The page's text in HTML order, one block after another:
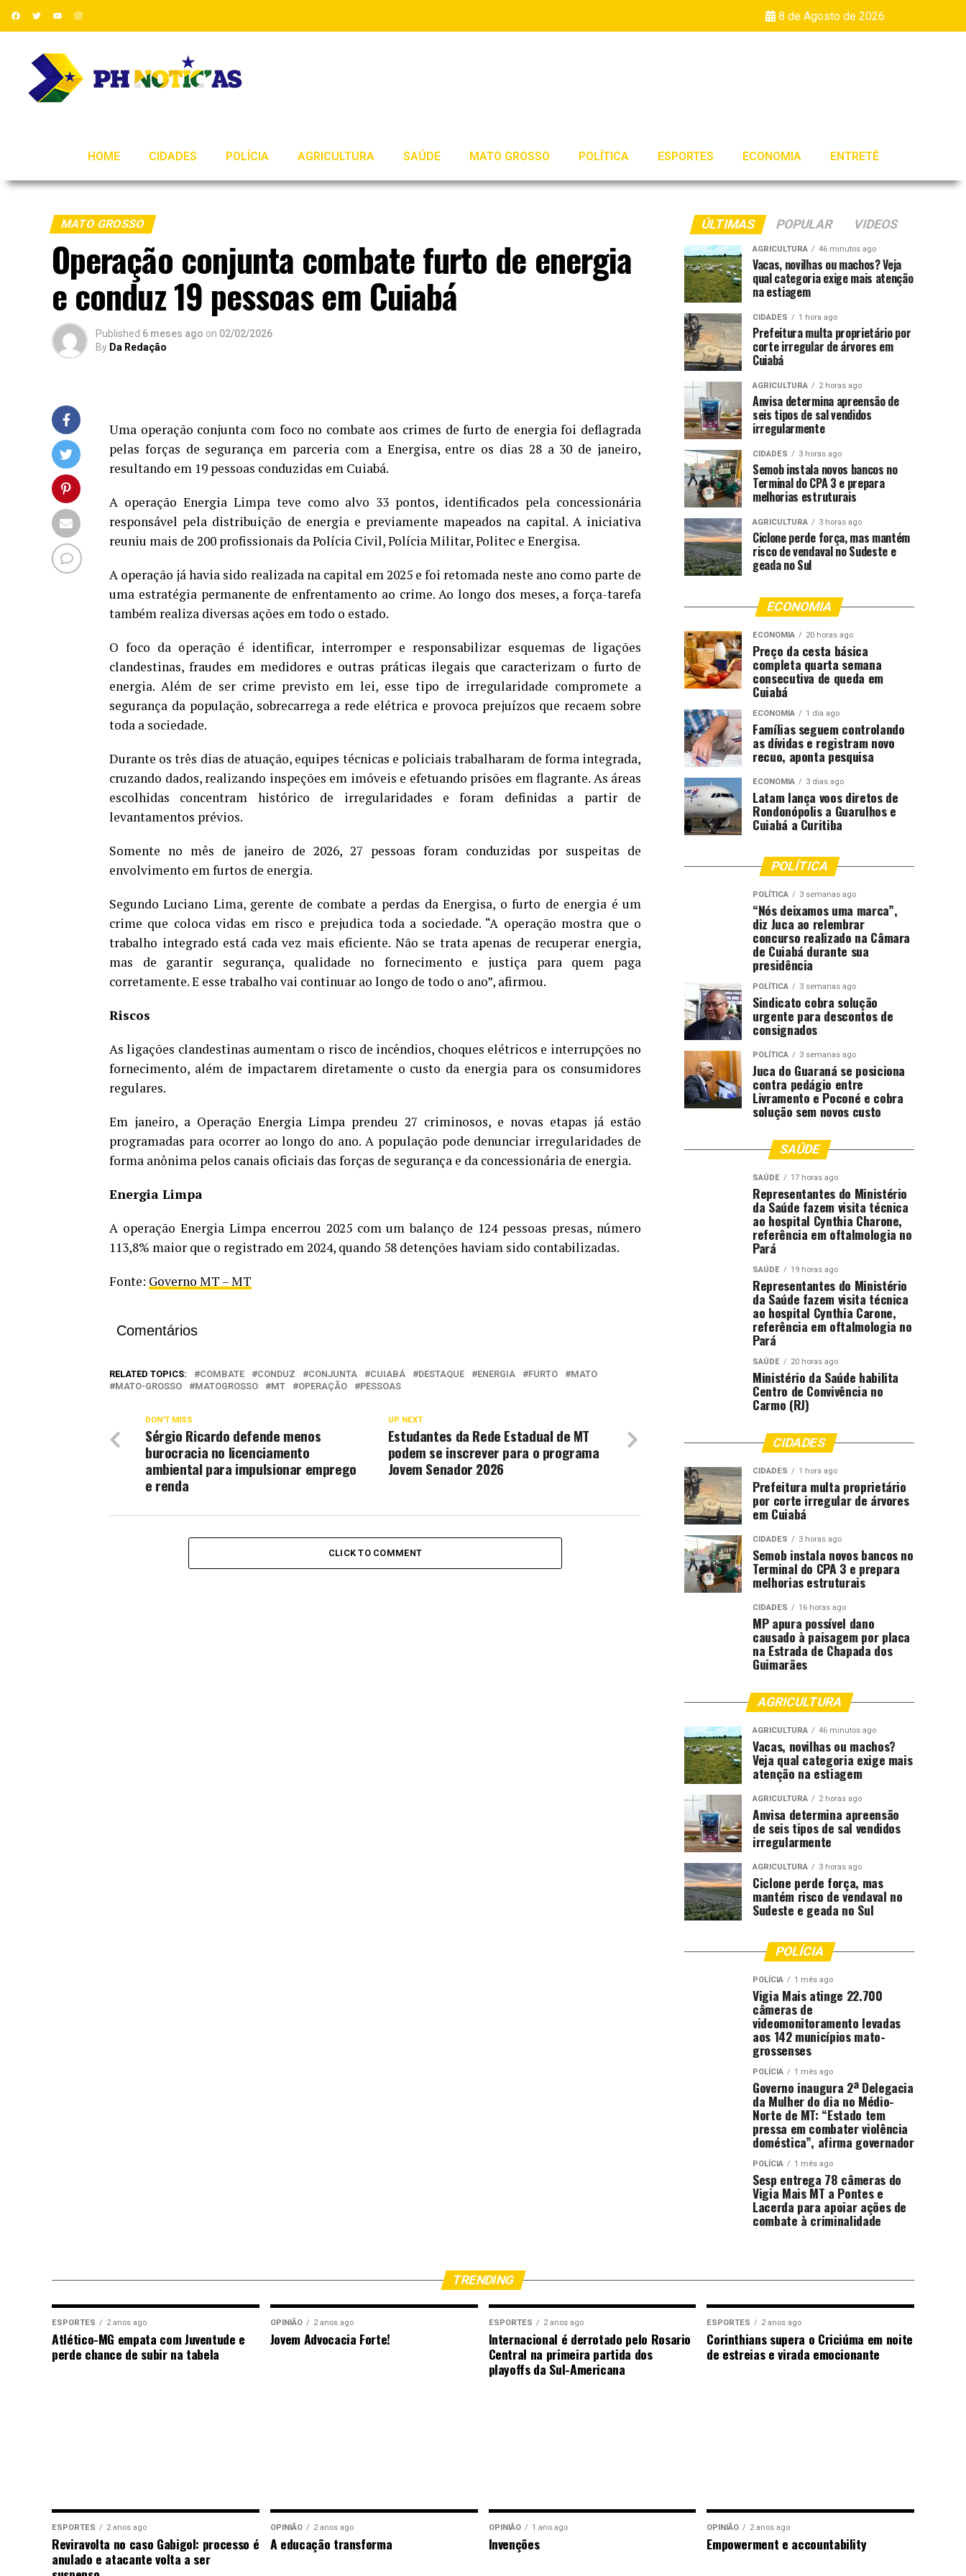
8 de Agosto de 2026
HOME CIDADES POLÍCIA AGRICULTURA SAÚDE MATO GROSSO POLÍTICA ESPORTES ECONOMIA ENTRETÊ
MATO GROSSO
Operação conjunta combate furto de energia
e conduz 19 pessoas em Cuiabá
Published 6 meses ago on 02/02/2026
By Da Redação
Uma operação conjunta com foco no combate aos crimes de furto de energia foi deflagrada
pelas forças de segurança em parceria com a Energisa, entre os dias 28 a 30 de janeiro,
resultando em 19 pessoas conduzidas em Cuiabá.
A operação Energia Limpa teve como alvo 33 pontos, identificados pela concessionária
responsável pela distribuição de energia e previamente mapeados na capital. A iniciativa
reuniu mais de 200 profissionais da Polícia Civil, Polícia Militar, Politec e Energisa.
A operação já havia sido realizada na capital em 2025 e foi retomada neste ano como parte de
uma estratégia permanente de enfrentamento ao crime. Ao longo dos meses, a força-tarefa
também realiza diversas ações em todo o estado.
O foco da operação é identificar, interromper e responsabilizar esquemas de ligações
clandestinas, fraudes em medidores e outras práticas ilegais que caracterizam o furto de
energia. Além de ser crime previsto em lei, esse tipo de irregularidade compromete a
segurança da população, sobrecarrega a rede elétrica e provoca prejuízos que recaem sobre
toda a sociedade.
Durante os três dias de atuação, equipes técnicas e policiais trabalharam de forma integrada,
cruzando dados, realizando inspeções em imóveis e efetuando prisões em flagrante. As áreas
escolhidas concentram histórico de irregularidades e foram definidas a partir de
levantamentos prévios.
Somente no mês de janeiro de 2026, 27 pessoas foram conduzidas por suspeitas de
envolvimento em furtos de energia.
Segundo Luciano Lima, gerente de combate a perdas da Energisa, o furto de energia é um
crime que coloca vidas em risco e prejudica toda a sociedade. “A operação mostra que o
trabalho integrado está cada vez mais eficiente. Não se trata apenas de recuperar energia,
mas de garantir segurança, qualidade no fornecimento e justiça para quem paga
corretamente. E esse trabalho vai continuar ao longo de todo o ano”, afirmou.
Riscos
As ligações clandestinas aumentam o risco de incêndios, choques elétricos e interrupções no
fornecimento, além de impactarem diretamente o custo da energia para os consumidores
regulares.
Em janeiro, a Operação Energia Limpa prendeu 27 criminosos, e novas etapas já estão
programadas para ocorrer ao longo do ano. A população pode denunciar irregularidades de
forma anônima pelos canais oficiais das forças de segurança e da concessionária de energia.
Energia Limpa
A operação Energia Limpa encerrou 2025 com um balanço de 124 pessoas presas, número
113,8% maior que o registrado em 2024, quando 58 detenções haviam sido contabilizadas.
Fonte: Governo MT – MT
Comentários
RELATED TOPICS: COMBATE CONDUZ CONJUNTA CUIABÁ DESTAQUE ENERGIA FURTO
MATO
MATO-GROSSO
MATOGROSSO MT OPERAÇÃO PESSOAS
UP NEXT
Estudantes da Rede Estadual de MT
podem se inscrever para o programa
Jovem Senador 2026
DON'T MISS
Sérgio Ricardo defende menos
burocracia no licenciamento
ambiental para impulsionar emprego
e renda
CLICK TO COMMENT
ÚLTIMAS POPULAR VIDEOS
AGRICULTURA 46 minutos ago
Vacas, novilhas ou machos? Veja
qual categoria exige mais atenção
na estiagem
CIDADES 1 hora ago
Prefeitura multa proprietário por
corte irregular de árvores em
Cuiabá
AGRICULTURA 2 horas ago
Anvisa determina apreensão de
seis tipos de sal vendidos
irregularmente
CIDADES 3 horas ago
Semob instala novos bancos no
Terminal do CPA 3 e prepara
melhorias estruturais
AGRICULTURA 3 horas ago
Ciclone perde força, mas mantém
risco de vendaval no Sudeste e
geada no Sul
ECONOMIA
ECONOMIA 20 horas ago
Preço da cesta básica
completa quarta semana
consecutiva de queda em
Cuiabá
ECONOMIA 1 dia ago
Famílias seguem controlando
as dívidas e registram novo
recuo, aponta pesquisa
ECONOMIA 3 dias ago
Latam lança voos diretos de
Rondonópolis a Guarulhos e
Cuiabá a Curitiba
POLÍTICA
POLÍTICA 3 semanas ago
“Nós deixamos uma marca”,
diz Juca ao relembrar
concurso realizado na Câmara
de Cuiabá durante sua
presidência
POLÍTICA 3 semanas ago
Sindicato cobra solução
urgente para descontos de
consignados
POLÍTICA 3 semanas ago
Juca do Guaraná se posiciona
contra pedágio entre
Livramento e Poconé e cobra
solução sem novos custo
SAÚDE
SAÚDE 17 horas ago
Representantes do Ministério
da Saúde fazem visita técnica
ao hospital Cynthia Charone,
referência em oftalmologia no
Pará
SAÚDE 19 horas ago
Representantes do Ministério
da Saúde fazem visita técnica
ao hospital Cynthia Carone,
referência em oftalmologia no
Pará
SAÚDE 20 horas ago
Ministério da Saúde habilita
Centro de Convivência no
Carmo (RJ)
CIDADES
CIDADES 1 hora ago
Prefeitura multa proprietário
por corte irregular de árvores
em Cuiabá
CIDADES 3 horas ago
Semob instala novos bancos no
Terminal do CPA 3 e prepara
melhorias estruturais
CIDADES 16 horas ago
MP apura possível dano
causado à paisagem por placa
na Estrada de Chapada dos
Guimarães
AGRICULTURA
AGRICULTURA 46 minutos ago
Vacas, novilhas ou machos?
Veja qual categoria exige mais
atenção na estiagem
AGRICULTURA 2 horas ago
Anvisa determina apreensão
de seis tipos de sal vendidos
irregularmente
AGRICULTURA 3 horas ago
Ciclone perde força, mas
mantém risco de vendaval no
Sudeste e geada no Sul
POLÍCIA
POLÍCIA 1 mês ago
Vigia Mais atinge 22.700
câmeras de
videomonitoramento levadas
aos 142 municípios mato-
grossenses
POLÍCIA 1 mês ago
Governo inaugura 2ª Delegacia
da Mulher do dia no Médio-
Norte de MT: “Estado tem
pressa em combater violência
doméstica”, afirma governador
POLÍCIA 1 mês ago
Sesp entrega 78 câmeras do
Vigia Mais MT a Pontes e
Lacerda para apoiar ações de
combate à criminalidade
TRENDING
ESPORTES 2 anos ago
Atlético-MG empata com Juventude e
perde chance de subir na tabela
OPINIÃO 2 anos ago
Jovem Advocacia Forte!
ESPORTES 2 anos ago
Internacional é derrotado pelo Rosario
Central na primeira partida dos
playoffs da Sul-Americana
ESPORTES 2 anos ago
Corinthians supera o Criciúma em noite
de estreias e virada emocionante
ESPORTES 2 anos ago
Reviravolta no caso Gabigol: processo é
anulado e atacante volta a ser
OPINIÃO 2 anos ago
A educação transforma
OPINIÃO 1 ano ago
Invenções
OPINIÃO 2 anos ago
Empowerment e accountability